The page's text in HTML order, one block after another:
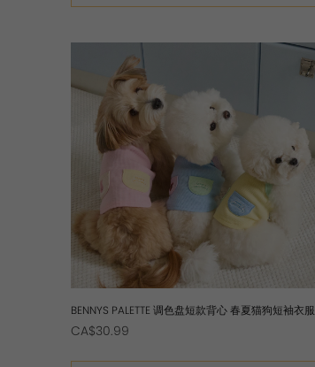
BENNYS PALETTE 调色盘短款背心 春夏猫狗短袖衣服
CA$30.99